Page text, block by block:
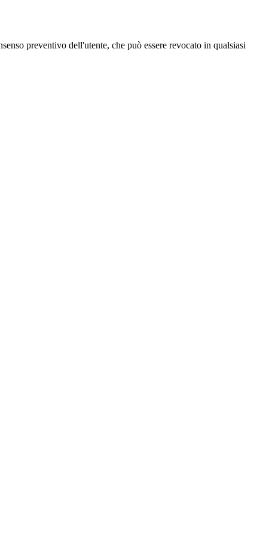
preventivo dell'utente, che può essere revocato in qualsiasi